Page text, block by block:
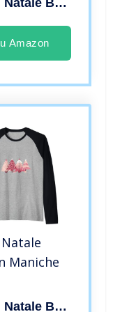
Amazon
Maniche
Decorazione Dell’albero Di Natale Bellissimi Regal